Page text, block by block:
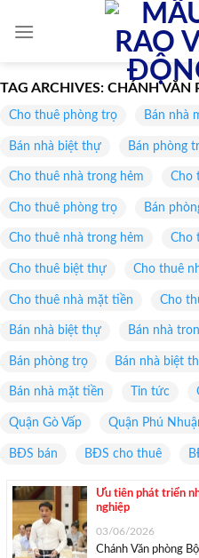
TAG ARCHIVES: CHÁNH VĂN
Cho thuê phòng trọ Bán nhà
Bán nhà biệt thự Bán phòng
Cho thuê nhà trong hẻm Cho
Cho thuê phòng trọ Bán
Cho thuê nhà trong hẻm Cho
Cho thuê biệt thự Cho thuê
Cho thuê nhà mặt tiền Cho
Bán nhà biệt thự Bán nhà
Bán phòng trọ Bán nhà biệt
Bán nhà mặt tiền Tin tức
Quận Gò Vấp Quận Phú
BĐS bán BĐS cho thuê
Ưu tiên phát triển
nghiệp
03/06/2026
Chánh Văn phòng